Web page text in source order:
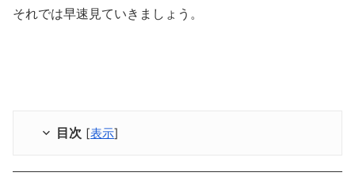
それでは早速見ていきましょう。
目次 [表示]